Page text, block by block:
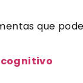
que